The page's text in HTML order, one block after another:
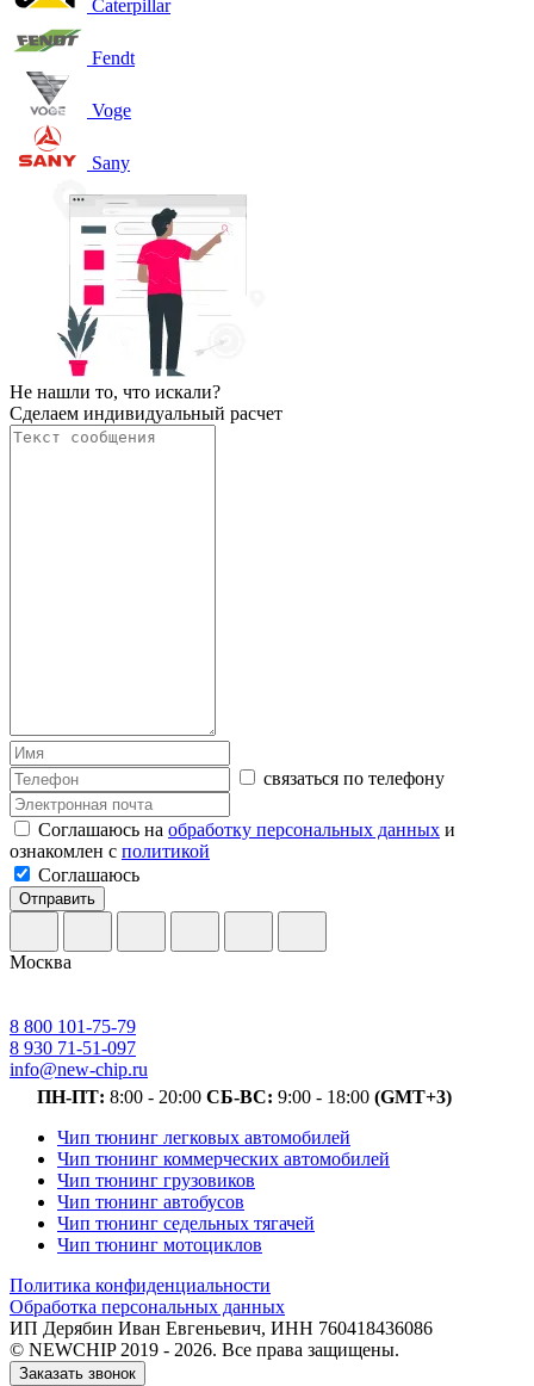
Caterpillar
Fendt
Voge
Sany
Не нашли то, что искали?
Сделаем индивидуальный расчет
связаться по телефону
Соглашаюсь на обработку персональных данных и
ознакомлен с политикой
Соглашаюсь
Отправить
Москва
8 800 101-75-79
8 930 71-51-097
info@new-chip.ru
ПН-ПТ: 8:00 - 20:00 СБ-ВС: 9:00 - 18:00 (GMT+3)
Чип тюнинг легковых автомобилей
Чип тюнинг коммерческих автомобилей
Чип тюнинг грузовиков
Чип тюнинг автобусов
Чип тюнинг седельных тягачей
Чип тюнинг мотоциклов
Политика конфиденциальности
Обработка персональных данных
ИП Дерябин Иван Евгеньевич, ИНН 760418436086
© NEWCHIP 2019 - 2026. Все права защищены.
Заказать звонок